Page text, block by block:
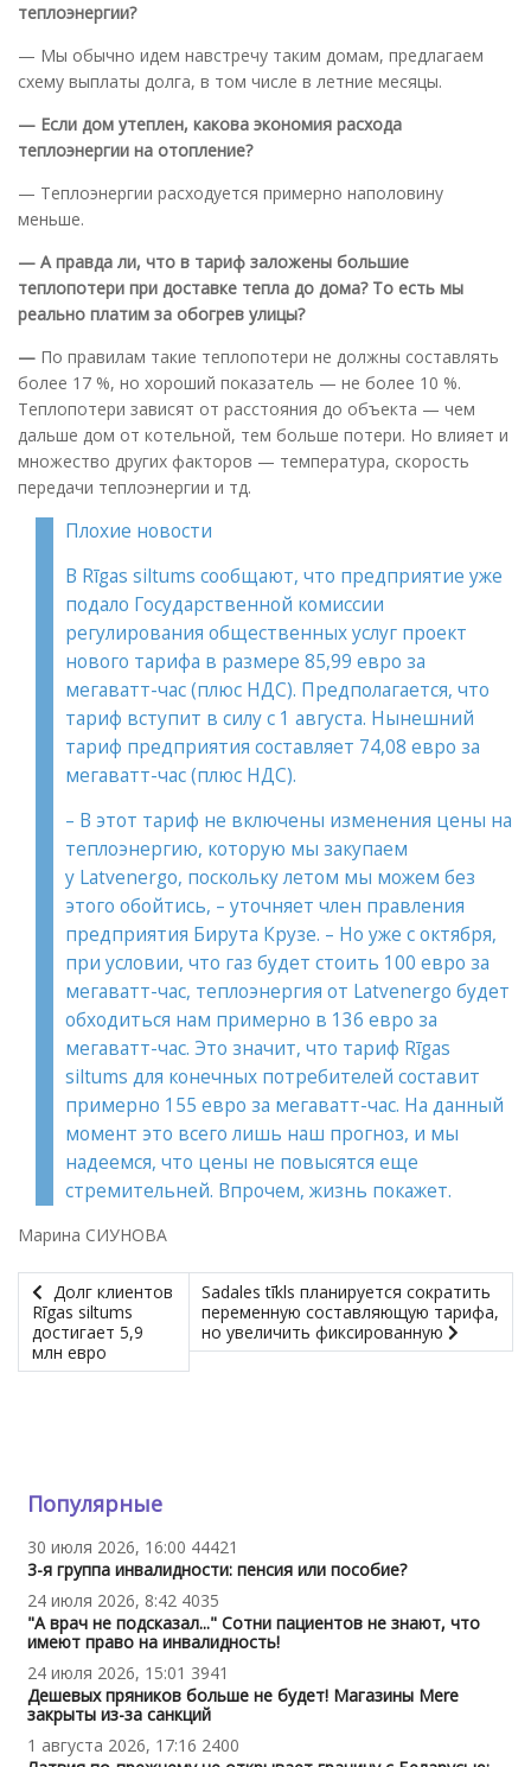
теплоэнергии?
— Мы обычно идем навстречу таким домам, предлагаем
схему выплаты долга, в том числе в летние месяцы.
— Если дом утеплен, какова экономия расхода
теплоэнергии на отопление?
— Теплоэнергии расходуется примерно наполовину
меньше.
— А правда ли, что в тариф заложены большие
теплопотери при доставке тепла до дома? То есть мы
реально платим за обогрев улицы?
— По правилам такие теплопотери не должны составлять
более 17 %, но хороший показатель — не более 10 %.
Теплопотери зависят от расстояния до объекта — чем
дальше дом от котельной, тем больше потери. Но влияет и
множество других факторов — температура, скорость
передачи теплоэнергии и тд.
Плохие новости
В Rīgas siltums сообщают, что предприятие уже
подало Государственной комиссии
регулирования общественных услуг проект
нового тарифа в размере 85,99 евро за
мегаватт-час (плюс НДС). Предполагается, что
тариф вступит в силу с 1 августа. Нынешний
тариф предприятия составляет 74,08 евро за
мегаватт-час (плюс НДС).
– В этот тариф не включены изменения цены на
теплоэнергию, которую мы закупаем
у Latvenergo, поскольку летом мы можем без
этого обойтись, – уточняет член правления
предприятия Бирута Крузе. – Но уже с октября,
при условии, что газ будет стоить 100 евро за
мегаватт-час, теплоэнергия от Latvenergo будет
обходиться нам примерно в 136 евро за
мегаватт-час. Это значит, что тариф Rīgas
siltums для конечных потребителей составит
примерно 155 евро за мегаватт-час. На данный
момент это всего лишь наш прогноз, и мы
надеемся, что цены не повысятся еще
стремительней. Впрочем, жизнь покажет.
Марина СИУНОВА
Долг клиентов
Rīgas siltums
достигает 5,9
млн евро
Sadales tīkls планируется сократить
переменную составляющую тарифа,
но увеличить фиксированную
Популярные
30 июля 2026, 16:00 44421
3-я группа инвалидности: пенсия или пособие?
24 июля 2026, 8:42 4035
"А врач не подсказал..." Сотни пациентов не знают, что
имеют право на инвалидность!
24 июля 2026, 15:01 3941
Дешевых пряников больше не будет! Магазины Mere
закрыты из-за санкций
1 августа 2026, 17:16 2400